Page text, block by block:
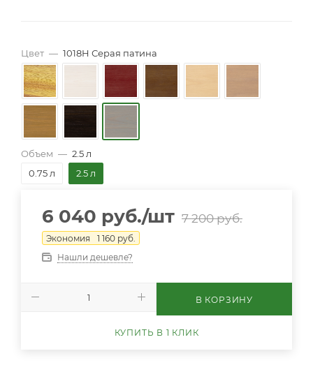
Цвет — 1018H Серая патина
Объем — 2.5 л
0.75 л
2.5 л
6 040 руб./шт 7 200руб.
Экономия 1 160 руб.
Нашли дешевле?
В КОРЗИНУ
КУПИТЬ В 1 КЛИК